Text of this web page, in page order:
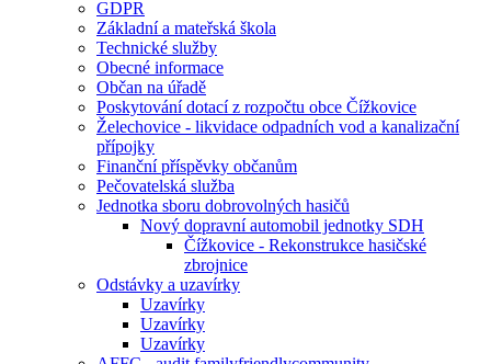
GDPR
Základní a mateřská škola
Technické služby
Obecné informace
Občan na úřadě
Poskytování dotací z rozpočtu obce Čížkovice
Želechovice - likvidace odpadních vod a kanalizační
přípojky
Finanční příspěvky občanům
Pečovatelská služba
Jednotka sboru dobrovolných hasičů
Nový dopravní automobil jednotky SDH
Čížkovice - Rekonstrukce hasičské
zbrojnice
Odstávky a uzavírky
Uzavírky
Uzavírky
Uzavírky